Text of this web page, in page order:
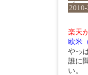
楽天
欧米
やっ
誰に
い。